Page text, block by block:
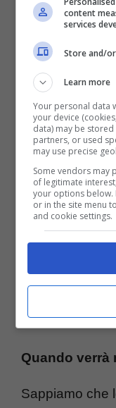
un peso
a facilitare
finanziario
eventuali
necessarie.
ragazza con i gatti –
Quando verrà
Sappiamo che
content
services
Store and/
Learn more
Your personal data
your device
data) may be
partners, or used
may use precise
Some vendors may
of legitimate
your options below.
or in the site menu
and cookie settings.